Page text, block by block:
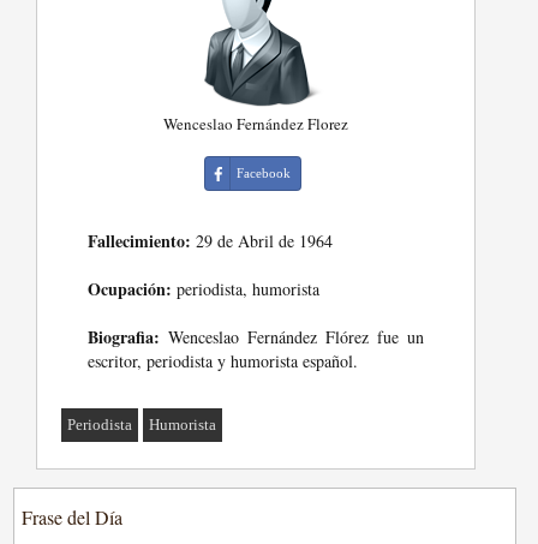
Wenceslao Fernández Florez
Facebook
Fallecimiento: 29 de Abril de 1964
Ocupación: periodista, humorista
Biografia: Wenceslao Fernández Flórez fue un
escritor, periodista y humorista español.
Periodista Humorista
Frase del Día